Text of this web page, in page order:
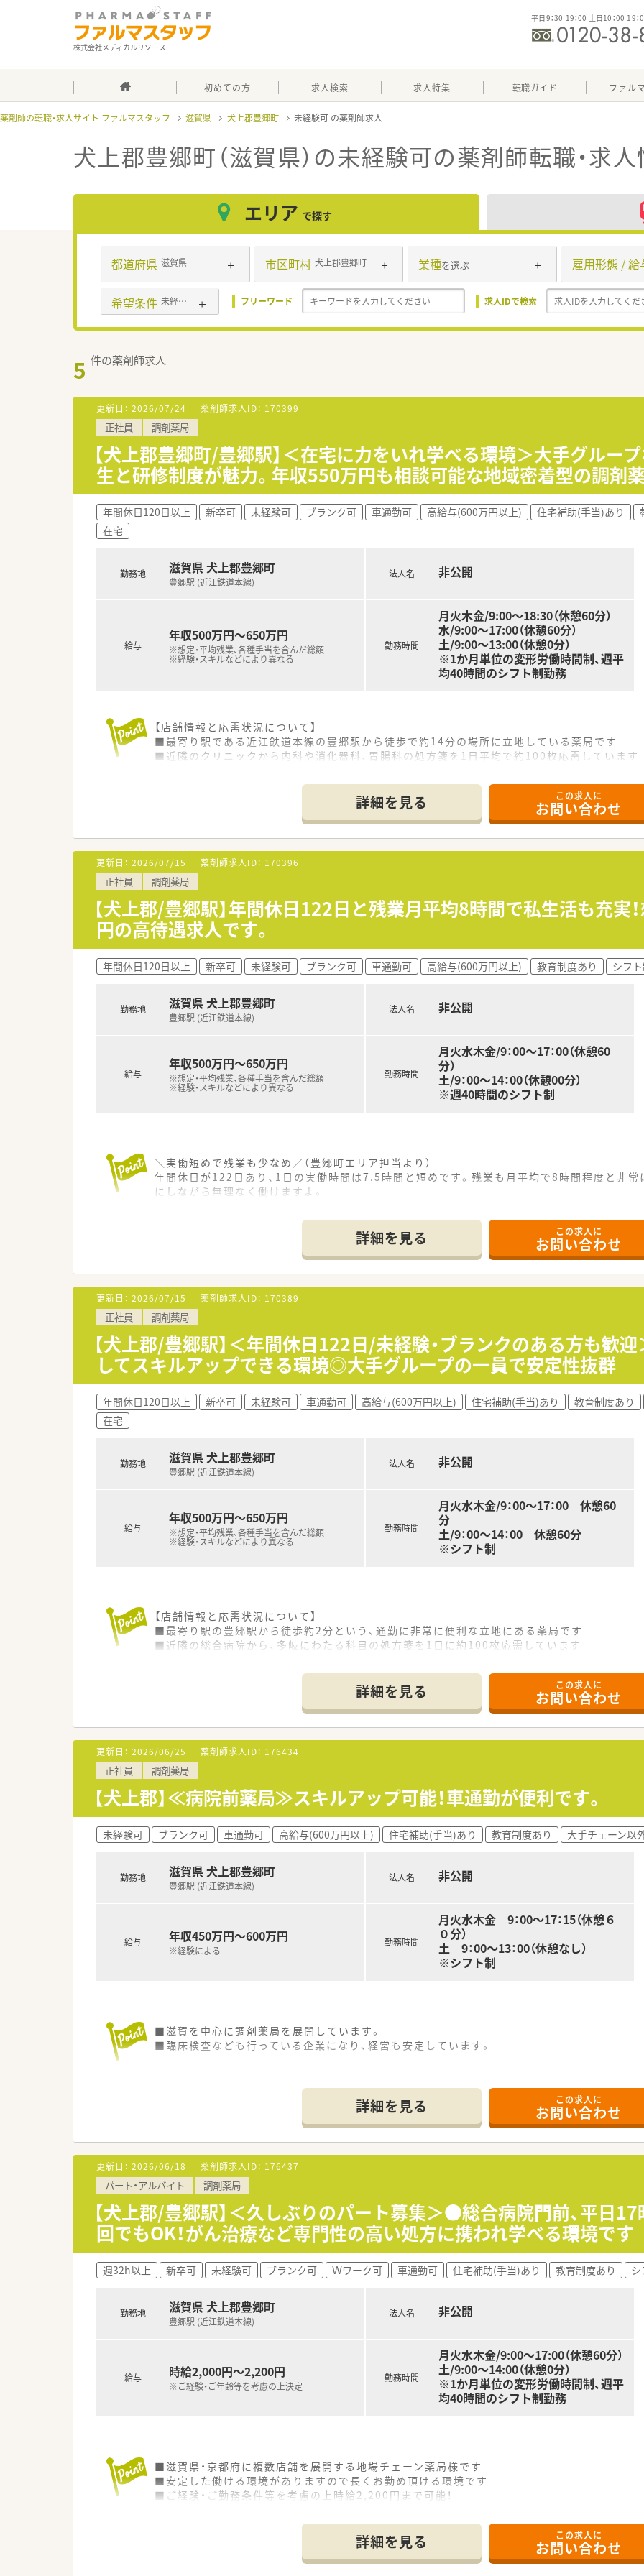
株式会社メディカルリソース
平日9：30-19：00 土日10：00-19
初めての方 求人検索 求人特集 転職ガイド ファル
薬剤師の転職・求人サイト ファルマスタッフ 滋賀県 犬上郡豊郷町 未経験可
犬上郡豊郷町（滋賀県）の未経験可の薬剤師転職・求
エリア で探す
都道府県 滋賀県 市区町村 犬上郡豊郷町 業種を選ぶ 雇用形態 / 給
希望条件 未経験可 フリーワード 求人IDで検索
5 件の薬剤師求人
更新日： 2026/07/24 薬剤師求人ID： 170399
正社員 調剤薬局
【犬上郡豊郷町/豊郷駅】＜在宅に力をいれ学べる環境＞大手グルー
生と研修制度が魅力。年収550万円も相談可能な地域密着型の調剤
年間休日120日以上 新卒可 未経験可 ブランク可 車通勤可 高給与(600万円以上) 住宅補助(手当)あり
在宅
勤務地 滋賀県 犬上郡豊郷町
豊郷駅 (近江鉄道本線)
給与
年収500万円～650万円
※想定・平均残業、各種手当を含んだ総額
※経験・スキルなどにより異なる
法人名 非公開
勤務時間
月火木金/9:00〜18:30（休憩60分）
水/9:00〜17:00（休憩60分）
土/9:00〜13:00（休憩0分）
※1か月単位の変形労働時間制、週平
均40時間のシフト制勤務
【店舗情報と応需状況について】
■最寄り駅である近江鉄道本線の豊郷駅から徒歩で約14分の場所に立地している薬局です
■近隣のクリニックから内科や消化器科、胃腸科の処方箋を1日平均で約100枚応需しています
■今回は体制強化のための欠員補充となり、地域医療に貢献いただける新たな仲間を募集して
■患者様一人ひとりに寄り添いながら、丁寧で温かみのあるコミュニケーションが取れる方を
■チームワークを尊重し、他のスタッフと積極的に連携しながら業務に取り組める方を歓迎し
【求人情報について】
■これまでのご経験やご年齢を考慮し、年収500万円から550万円の範囲で優遇いたします
■借上社宅制度や退職金制度、選択型福利厚生制度など、大手グループならではの制度が整って
■年間休日は124日と豊富で、完全週休2日制を採用しており、プライベートとの両立が可能で
【勤務実態について】
■1日の実働時間は7時間30分、週37時間30分勤務で、法定労働時間よりも短く設定されていま
■月間の平均残業時間は8時間から9時間程度と少なく、ワークライフバランスを重視できます
詳細を見る この求人に
お問い合わせ
更新日： 2026/07/15 薬剤師求人ID： 170396
正社員 調剤薬局
【犬上郡/豊郷駅】年間休日122日と残業月平均8時間で私生活も充実
円の高待遇求人です。
年間休日120日以上 新卒可 未経験可 ブランク可 車通勤可 高給与(600万円以上) 教育制度あり シフ
勤務地 滋賀県 犬上郡豊郷町
豊郷駅 (近江鉄道本線)
給与
年収500万円～650万円
※想定・平均残業、各種手当を含んだ総額
※経験・スキルなどにより異なる
法人名 非公開
勤務時間
月火水木金/9：00～17：00（休憩60
分）
土/9：00～14：00（休憩00分）
※週40時間のシフト制
＼実働短めで残業も少なめ／（豊郷町エリア担当より）
年間休日が122日あり、1日の実働時間は7.5時間と短めです。残業も月平均で8時間程度と非常
にしながら無理なく働けますよ。
■最寄り駅である豊郷駅から徒歩2分と、通勤に極めて便利な駅近の好立地に位置する薬局です
■門前の総合病院から内科や精神科など幅広い科目の処方箋を1日約70枚応需しております。
■現在は常勤1名とパート2名の薬剤師に加えて、事務スタッフも在籍して協力し合っています。
【募集背景と求める人物像について】
■今回は体制強化のための欠員補充となっており、安定して長く勤務できる正社員を募集しま
■地域医療の発展に貢献したいという高い意欲を持った前向きな方を心よりお待ちしています
■しっかりと調剤の経験をお持ちの方や、周囲と良好なコミュニケーションが取れる方を歓迎
【法人特徴について】
■滋賀県内で12店舗の調剤薬局を展開しており、地域に深く根ざした安定した地場チェーンで
■大手グループ傘下のため、風通しの良さと大手同様の手厚い福利厚生を両立させております。
【求人情報について】
■正社員の勤務薬剤師として、腰を据えて長期にわたり活躍していただける環境を整えています
■提示年収は500万円から600万円を想定しており、ご経験に応じて高年収も目指せます。
詳細を見る この求人に
お問い合わせ
更新日： 2026/07/15 薬剤師求人ID： 170389
正社員 調剤薬局
【犬上郡/豊郷駅】＜年間休日122日/未経験・ブランクのある方も歓
してスキルアップできる環境◎大手グループの一員で安定性抜群
年間休日120日以上 新卒可 未経験可 車通勤可 高給与(600万円以上) 住宅補助(手当)あり
教育制度あり
在宅
勤務地 滋賀県 犬上郡豊郷町
豊郷駅 (近江鉄道本線)
給与
年収500万円～650万円
※想定・平均残業、各種手当を含んだ総額
※経験・スキルなどにより異なる
法人名 非公開
勤務時間
月火水木金/9：00～17：00 休憩60
分
土/9：00～14：00 休憩60分
※シフト制
【店舗情報と応需状況について】
■最寄り駅の豊郷駅から徒歩約2分という、通勤に非常に便利な立地にある薬局です
■近隣の総合病院から、多岐にわたる科目の処方箋を1日に約100枚応需しています
■滋賀県内に12店舗の調剤薬局を展開し、地域に密着した医療サービスを提供しています
■大手調剤薬局グループの一員であり、安定した経営基盤と充実した福利厚生が魅力です
■代表が薬剤師のため現場への理解が深く、年に一度全社員との個別面談を実施しています
【求人情報について】
■ご経験や年齢を考慮の上、年収500万円から600万円の範囲で給与が決定されます
■借上社宅制度や選択型福利厚生制度など、大手グループならではの充実した福利厚生があり
■年間休日は124日と多く、プライベートの時間もしっかりと確保できる職場環境です
【勤務実態について】
■1日の実働は7時間30分で週37時間30分勤務と、法定より短い労働時間が特徴です
■夏季休暇や年末年始休暇も整備されており、有給休暇と合わせて長期休暇の相談も可能です
詳細を見る この求人に
お問い合わせ
更新日： 2026/06/25 薬剤師求人ID： 176434
正社員 調剤薬局
【犬上郡】≪病院前薬局≫スキルアップ可能！車通勤が便利です。
未経験可 ブランク可 車通勤可 高給与(600万円以上) 住宅補助(手当)あり 教育制度あり 大手チェーン以
勤務地 滋賀県 犬上郡豊郷町
豊郷駅 (近江鉄道本線)
給与 年収450万円～600万円
※経験による
法人名 非公開
勤務時間
月火水木金 9：00～17：15（休憩６
０分）
土 9：00～13：00（休憩なし）
※シフト制
■滋賀を中心に調剤薬局を展開しています。
■臨床検査なども行っている企業になり、経営も安定しています。
詳細を見る この求人に
お問い合わせ
更新日： 2026/06/18 薬剤師求人ID： 176437
パート・アルバイト 調剤薬局
【犬上郡/豊郷駅】＜久しぶりのパート募集＞●総合病院門前、平日
回でもOK！がん治療など専門性の高い処方に携われ学べる環境です
週32h以上 新卒可 未経験可 ブランク可 Ｗワーク可 車通勤可 住宅補助(手当)あり 教育制度あり
勤務地 滋賀県 犬上郡豊郷町
豊郷駅 (近江鉄道本線)
給与 時給2,000円～2,200円
※ご経験・ご年齢等を考慮の上決定
法人名 非公開
勤務時間
月火水木金/9:00～17:00（休憩60分）
土/9:00～14:00（休憩0分）
※1か月単位の変形労働時間制、週平
均40時間のシフト制勤務
■滋賀県・京都府に複数店舗を展開する地場チェーン薬局様です
■安定した働ける環境がありますので長くお勤め頂ける環境です
■ご経験・ご勤務条件等を考慮の上時給2,200円まで可能！
詳細を見る この求人に
お問い合わせ